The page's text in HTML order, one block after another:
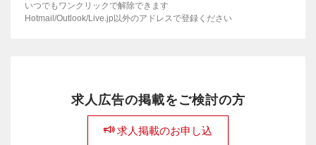
いつでもワンクリックで解除できます
Hotmail/Outlook/Live.jp以外のアドレスで登録ください
求人広告の掲載をご検討の方
求人掲載のお申し込